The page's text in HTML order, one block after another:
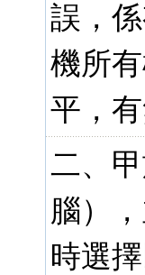
誤，
機所
平，
二、
腦）
時選